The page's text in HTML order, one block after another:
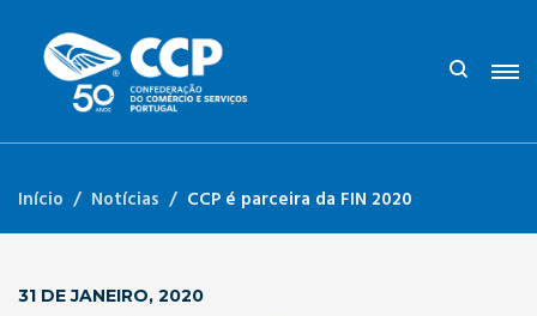
Início Notícias CCP é parceira da FIN 2020
31 DE JANEIRO, 2020